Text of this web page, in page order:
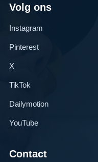
Volg ons
Instagram
Pinterest
X
TikTok
Dailymotion
YouTube
Contact